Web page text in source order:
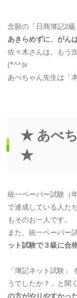
念願の「日商簿記2
あきらめずに、がん
佐々木さんは、もう
(*^^)v
あべちゃん先生は「
★ あべ
★
統一ペーパー試験（
で達成している人た
もそのお一人です。
また、統一ペーパー
ット試験で３級に合
「簿記ネット試験
うでしたか？」と聞
の方がやりやすかっ